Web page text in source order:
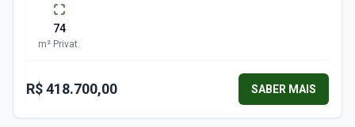
74
m² Privat.
R$ 418.700,00 SABER MAIS